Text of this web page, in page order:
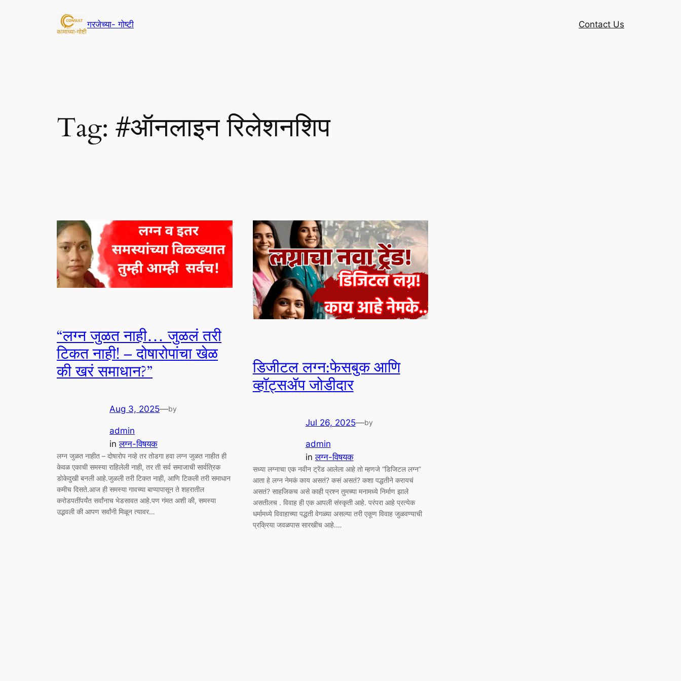
गरजेच्या- गोष्टी Contact Us
Tag: #ऑनलाइन रिलेशनशिप
“लग्न जुळत नाही… जुळलं तरी
टिकत नाही! – दोषारोपांचा खेळ
की खरं समाधान?”
Aug 3, 2025—by
admin
inलग्न-विषयक
लग्न जुळत नाहीत – दोषारोप नव्हे तर तोडगा हवा लग्न जुळत नाहीत ही
केवळ एकाची समस्या राहिलेली नाही, तर ती सर्व समाजाची सार्वत्रिक
डोकेदुखी बनली आहे.जुळली तरी टिकत नाही, आणि टिकली तरी समाधान
कमीच दिसते.आज ही समस्या गावच्या बाप्यापासून ते शहरातील
करोडपतींपर्यंत सर्वांनाच भेडसावत आहे.पण गंमत अशी की, समस्या
उद्भवली की आपण सर्वांनी मिळून त्यावर…
डिजीटल लग्न:फेसबुक आणि
व्हॉट्सॲप जोडीदार
Jul 26, 2025—by
admin
inलग्न-विषयक
सध्या लग्नाचा एक नवीन ट्रेंड आलेला आहे तो म्हणजे “डिजिटल लग्न”
आता हे लग्न नेमकं काय असतं? कसं असतं? कशा पद्धतीने करायचं
असतं? साहजिकच असे काही प्रश्न तुमच्या मनामध्ये निर्माण झाले
असतीलच . विवाह ही एक आपली संस्कृती आहे. परंपरा आहे प्रत्येक
धर्मामध्ये विवाहाच्या पद्धती वेगळ्या असल्या तरी एकूण विवाह जुळवण्याची
प्रक्रिया जवळपास सारखीच आहे.…